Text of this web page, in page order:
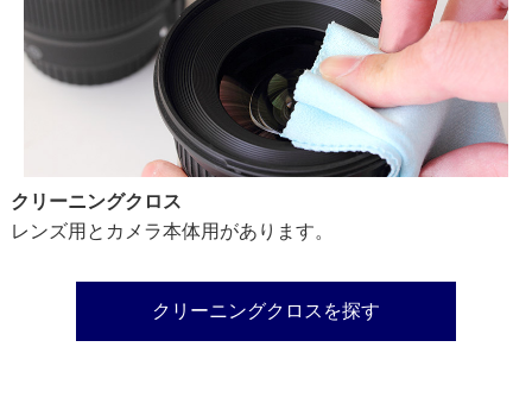
クリーニングクロス
レンズ用とカメラ本体用があります。
クリーニングクロスを探す